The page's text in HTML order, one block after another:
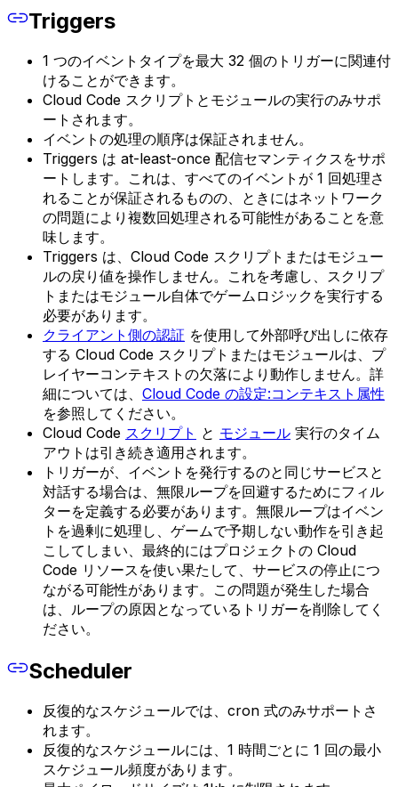
Triggers
1 つのイベントタイプを最大 32 個のトリガーに関連付
けることができます。
Cloud Code スクリプトとモジュールの実行のみサポ
ートされます。
イベントの処理の順序は保証されません。
Triggers は at-least-once 配信セマンティクスをサポ
ートします。これは、すべてのイベントが 1 回処理さ
れることが保証されるものの、ときにはネットワーク
の問題により複数回処理される可能性があることを意
味します。
Triggers は、Cloud Code スクリプトまたはモジュー
ルの戻り値を操作しません。これを考慮し、スクリプ
トまたはモジュール自体でゲームロジックを実行する
必要があります。
クライアント側の認証 を使用して外部呼び出しに依存
する Cloud Code スクリプトまたはモジュールは、プ
レイヤーコンテキストの欠落により動作しません。詳
細については、 Cloud Code の設定:コンテキスト属性
を参照してください。
Cloud Code スクリプト と モジュール 実行のタイム
アウトは引き続き適用されます。
トリガーが、イベントを発行するのと同じサービスと
対話する場合は、無限ループを回避するためにフィル
ターを定義する必要があります。無限ループはイベン
トを過剰に処理し、ゲームで予期しない動作を引き起
こしてしまい、最終的にはプロジェクトの Cloud
Code リソースを使い果たして、サービスの停止につ
ながる可能性があります。この問題が発生した場合
は、ループの原因となっているトリガーを削除してく
ださい。
Scheduler
反復的なスケジュールでは、cron 式のみサポートさ
れます。
反復的なスケジュールには、1 時間ごとに 1 回の最小
スケジュール頻度があります。